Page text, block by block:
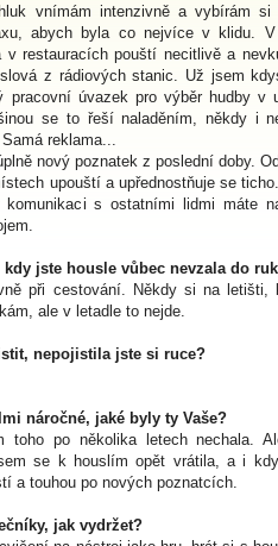
vnímám intenzivně a vybírám si
abych byla co nejvíce v klidu. V
restauracích pouští necitlivě a
z rádiových stanic. Už jsem
pracovní úvazek pro výběr hudby v
se to řeší naladěním, někdy i
reklama...
nový poznatek z poslední doby.
upouští a upřednostňuje se
s ostatními lidmi máte
jste housle vůbec nevzala do
při cestování. Někdy si na letišti,
ale v letadle to nejde.
nepojistila jste si ruce?
náročné, jaké byly ty Vaše?
toho po několika letech nechala.
se k houslím opět vrátila, a i
a touhou po nových poznatcích.
jak vydržet?